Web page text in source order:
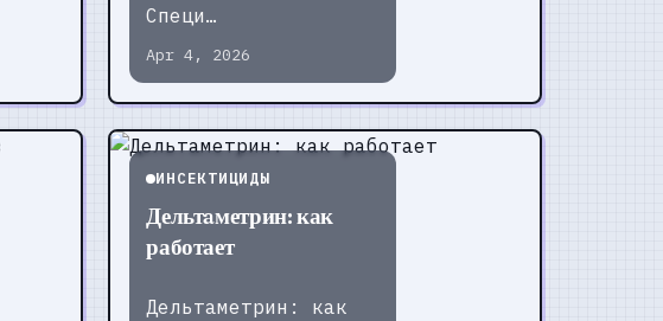
Специ…
Apr 4, 2026
ИНСЕКТИЦИДЫ
Дельтaметрин: как
работает
Дельтaметрин: как